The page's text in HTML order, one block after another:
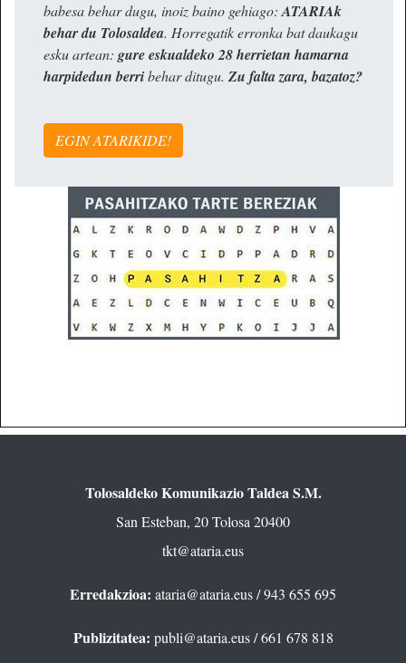
babesa behar dugu, inoiz baino gehiago:ATARIAk
behar du Tolosaldea. Horregatik erronka bat daukagu
esku artean: gure eskualdeko 28 herrietan hamarna
harpidedun berribehar ditugu. Zu falta zara, bazatoz?
EGIN ATARIKIDE!
Tolosaldeko Komunikazio Taldea S.M.
San Esteban, 20 Tolosa 20400
tkt@ataria.eus
Erredakzioa: ataria@ataria.eus/ 943 655 695
Publizitatea: publi@ataria.eus/ 661 678 818